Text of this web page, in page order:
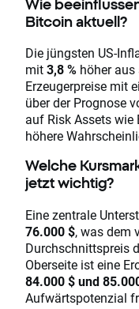
Wie
Bitcoin aktuell?
Die jüngsten US-
mit3,8 % höher
Erzeugerpreise mit
über der Prognose
auf Risk Assets wie
höhere
Welche
jetzt wichtig?
Eine zentrale
76.000 $, was dem
Durchschnittspreis
Oberseite ist eine
84.000 $ und
Aufwärtspotenzial